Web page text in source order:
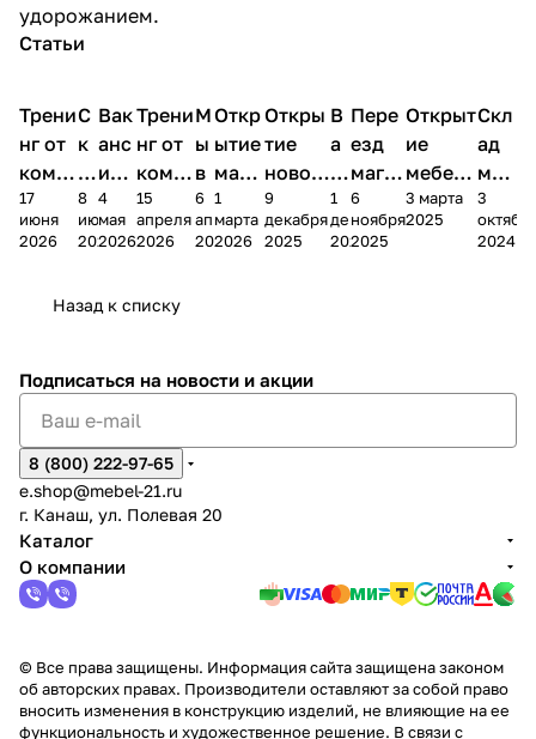
удорожанием.
Статьи
Трени
нг от
комп
ании
Мело
17
июня
2026
С
к
и
д
к
2
8
июня
2026
Вак
анс
ия в
Чеб
окс
4
мая
2026
Трени
нг от
комп
ании
Мело
15
апреля
2026
М
ы
в
М
А
6
апреля
2026
Откр
ытие
мага
зина
в
1
марта
2026
Откры
тие
новог
о
магаз
9
декабря
2025
В
а
к
а
н
1
декабря
2025
Пере
езд
магаз
ина в
г.
6
ноября
2025
Открыт
ие
мебель
ного
салона
3 марта
2025
Скл
ад
меб
ели
пер
3
2024
Назад к списку
Подписаться на новости и акции
8 (800) 222-97-65
e.shop@mebel-21.ru
г. Канаш, ул. Полевая 20
Каталог
О компании
© Все права защищены. Информация сайта защищена законом
об авторских правах. Производители оставляют за собой право
вносить изменения в конструкцию изделий, не влияющие на ее
функциональность и художественное решение. В связи с